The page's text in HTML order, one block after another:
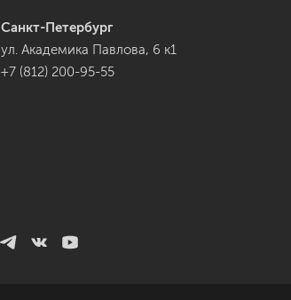
Санкт-Петербург
ул. Академика Павлова, 6 к1
+7 (812) 200-95-55